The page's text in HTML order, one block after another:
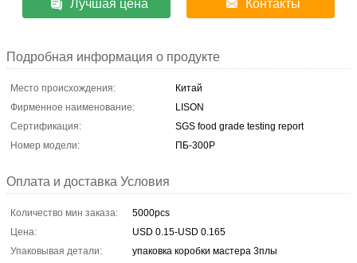
Лучшая цена Контакты
Подробная информация о продукте
Место происхождения:
Китай
Фирменное наименование:
LISON
Сертификация:
SGS food grade testing report
Номер модели:
ПБ-300Р
Оплата и доставка Условия
Количество мин заказа:
5000pcs
Цена:
USD 0.15-USD 0.165
Упаковывая детали:
упаковка коробки мастера 3плы